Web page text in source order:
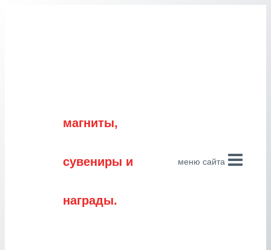
магниты,
сувениры и
награды.
меню сайта